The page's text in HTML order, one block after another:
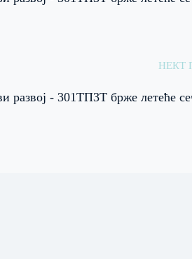
НЕКТ
развој - 301ТП3Т брже летеће